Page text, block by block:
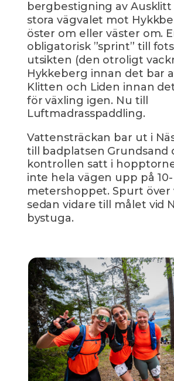
bergbestigning av
stora vägvalet mot
öster om eller väster om.
obligatorisk ”sprint” till
utsikten (den otroligt
Hykkeberg innan det bar
Klitten och Liden innan
för växling igen. Nu till
Luftmadrasspaddling.
Vattensträckan bar ut i
till badplatsen Grundsand
kontrollen satt i
inte hela vägen upp på 10-
metershoppet. Spurt över
sedan vidare till målet vid
bystuga.